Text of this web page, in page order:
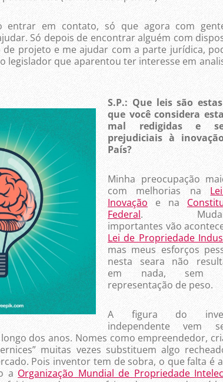
entrar em contato, só que agora com
Só depois de encontrar alguém com
projeto e me ajudar com a parte jurídica,
legislador que aparentou ter interesse em
S.P.: Que leis são
que você considera
mal redigidas e
prejudiciais à
País?
Minha preocupação
com melhorias na
Inovação e na
Federal.
importantes vão
Lei de Propriedade
mas meus esforços
nesta seara não
em nada, sem
representação de peso.
A figura do
independente vem
dos anos. Nomes como empreendedor,
muitas vezes substituem algo
Pois inventor tem de sobra, o que falta é
a Organização Mundial de Propriedade